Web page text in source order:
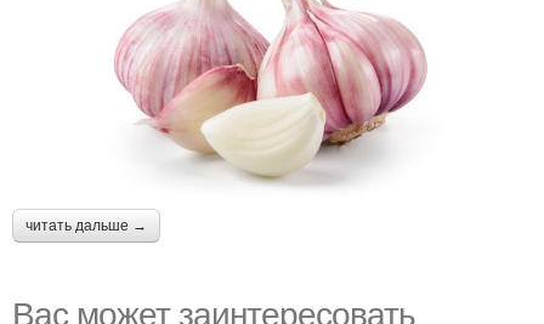
читать дальше →
Вас может заинтересовать